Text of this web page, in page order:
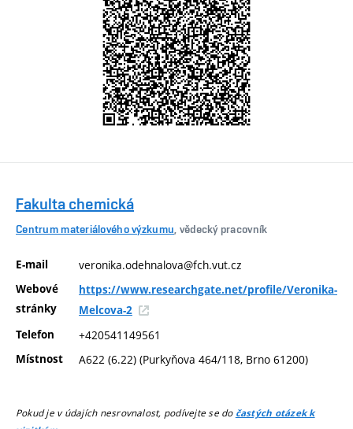
Fakulta chemická
Centrum materiálového výzkumu, vědecký pracovník
E-mail veronika.odehnalova@fch.vut.cz
Webové
stránky
https://www.researchgate.net/profile/Veronika-
Melcova-2
Telefon
+420541149561
Místnost A622 (6.22) (Purkyňova 464/118, Brno 61200)
Pokud je v údajích nesrovnalost, podívejte se do častých otázek k